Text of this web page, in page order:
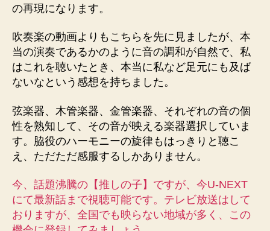
の再現になります。
吹奏楽の動画よりもこちらを先に見ましたが、本
当の演奏であるかのように音の調和が自然で、私
はこれを聴いたとき、本当に私など足元にも及ば
ないなという感想を持ちました。
弦楽器、木管楽器、金管楽器、それぞれの音の個
性を熟知して、その音が映える楽器選択していま
す。脇役のハーモニーの旋律もはっきりと聴こ
え、ただただ感服するしかありません。
今、話題沸騰の【推しの子】ですが、今U-NEXT
にて最新話まで視聴可能です。テレビ放送はして
おりますが、全国でも映らない地域が多く、この